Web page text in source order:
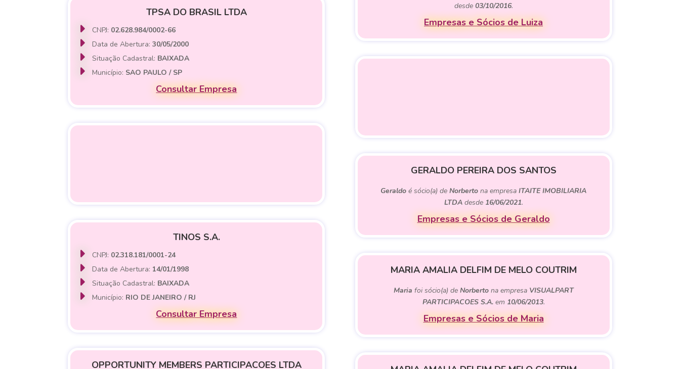
TPSA DO BRASIL LTDA
CNPJ: 02.628.984/0002-66
Data de Abertura:30/05/2000
Situação Cadastral: BAIXADA
Município: SAO PAULO / SP
Consultar Empresa
TINOS S.A.
CNPJ: 02.318.181/0001-24
Data de Abertura: 14/01/1998
Situação Cadastral: BAIXADA
Município: RIO DE JANEIRO / RJ
Consultar Empresa
OPPORTUNITY MEMBERS PARTICIPACOES LTDA
desde 03/10/2016.
Empresas e Sócios de Luiza
GERALDO PEREIRA DOS SANTOS
Geraldo é sócio(a) deNorberto na empresaITAITE IMOBILIARIA
LTDAdesde 16/06/2021.
Empresas e Sócios de Geraldo
MARIA AMALIA DELFIM DE MELO COUTRIM
Maria foi sócio(a) de Norbertona empresa VISUALPART
PARTICIPACOES S.A.em 10/06/2013.
Empresas e Sócios de Maria